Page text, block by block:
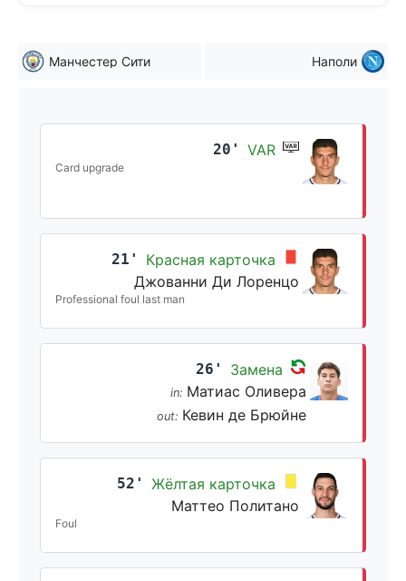
Манчестер Сити Наполи
20' VAR
Card upgrade
21'
Красная карточка
Джованни Ди Лоренцо
Professional foul last man
26' Замена
in: Матиас Оливера
out: Кевин де Брюйне
52'
Жёлтая карточка
Маттео Политано
Foul